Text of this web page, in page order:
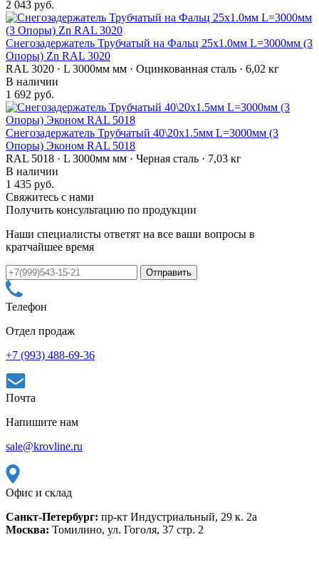
2 043 руб.
Снегозадержатель Трубчатый на Фальц 25х1.0мм L=3000мм (3
Опоры) Zn RAL 3020
RAL 3020 · L 3000мм мм · Оцинкованная сталь · 6,02 кг
В наличии
1 692 руб.
Снегозадержатель Трубчатый 40\20х1.5мм L=3000мм (3
Опоры) Эконом RAL 5018
RAL 5018 · L 3000мм мм · Черная сталь · 7,03 кг
В наличии
1 435 руб.
Свяжитесь с нами
Получить консультацию по продукции
Наши специалисты ответят на все ваши вопросы в
кратчайшее время
Телефон
Отдел продаж
+7 (993) 488-69-36
Почта
Напишите нам
sale@krovline.ru
Офис и склад
Санкт-Петербург: пр-кт Индустриальный, 29 к. 2а
Москва: Томилино, ул. Гоголя, 37 стр. 2